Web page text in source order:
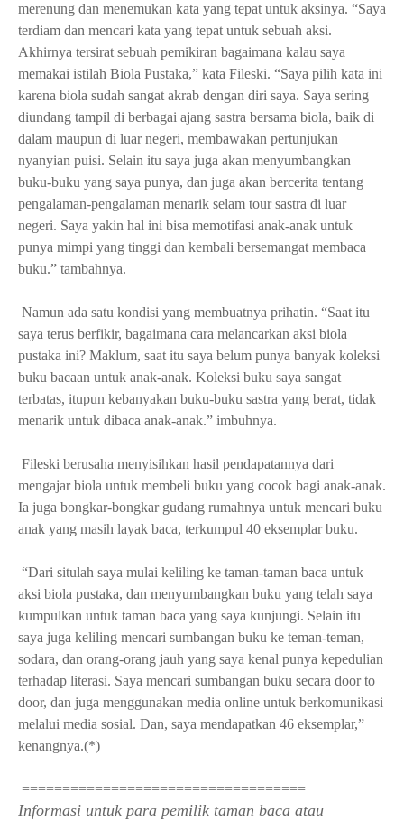
merenung dan menemukan kata yang tepat untuk aksinya. “Saya
terdiam dan mencari kata yang tepat untuk sebuah aksi.
Akhirnya tersirat sebuah pemikiran bagaimana kalau saya
memakai istilah Biola Pustaka,” kata Fileski. “Saya pilih kata ini
karena biola sudah sangat akrab dengan diri saya. Saya sering
diundang tampil di berbagai ajang sastra bersama biola, baik di
dalam maupun di luar negeri, membawakan pertunjukan
nyanyian puisi. Selain itu saya juga akan menyumbangkan
buku-buku yang saya punya, dan juga akan bercerita tentang
pengalaman-pengalaman menarik selam tour sastra di luar
negeri. Saya yakin hal ini bisa memotifasi anak-anak untuk
punya mimpi yang tinggi dan kembali bersemangat membaca
buku.” tambahnya.
Namun ada satu kondisi yang membuatnya prihatin. “Saat itu
saya terus berfikir, bagaimana cara melancarkan aksi biola
pustaka ini? Maklum, saat itu saya belum punya banyak koleksi
buku bacaan untuk anak-anak. Koleksi buku saya sangat
terbatas, itupun kebanyakan buku-buku sastra yang berat, tidak
menarik untuk dibaca anak-anak.” imbuhnya.
Fileski berusaha menyisihkan hasil pendapatannya dari
mengajar biola untuk membeli buku yang cocok bagi anak-anak.
Ia juga bongkar-bongkar gudang rumahnya untuk mencari buku
anak yang masih layak baca, terkumpul 40 eksemplar buku.
“Dari situlah saya mulai keliling ke taman-taman baca untuk
aksi biola pustaka, dan menyumbangkan buku yang telah saya
kumpulkan untuk taman baca yang saya kunjungi. Selain itu
saya juga keliling mencari sumbangan buku ke teman-teman,
sodara, dan orang-orang jauh yang saya kenal punya kepedulian
terhadap literasi. Saya mencari sumbangan buku secara door to
door, dan juga menggunakan media online untuk berkomunikasi
melalui media sosial. Dan, saya mendapatkan 46 eksemplar,”
kenangnya.(*)
===================================
Informasi untuk para pemilik taman baca atau